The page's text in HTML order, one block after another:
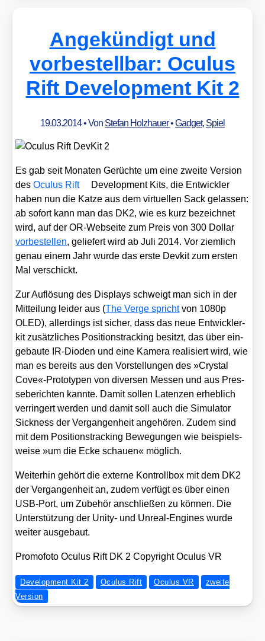
Angekündigt und
vorbestellbar: Oculus
Rift Development Kit 2
19.03.2014• Von Stefan Holzhauer•Gadget, Spiel
Es gab seit Mona­ten Gerüch­te um eine zwei­te Ver­si­on
desOcu­lus Rift
Deve­lo­p­ment Kits, die Ent­wick­ler
haben nun die Kat­ze aus dem vir­tu­el­len Sack gelas­sen:
ab sofort kann man das DK2, wie es kurz bezeich­net
wird, auf der OR-Web­sei­te zum Preis von 300 Dol­lar
vor­be­stel­len, gelie­fert wird ab Juli 2014. Vor ziem­lich
genau einem Jahr wur­de das ers­te Dev­kit zum ers­ten
Mal ver­schickt.
Zur Auf­lö­sung des Dis­plays schweigt man sich in der
Mit­tei­lung lei­der aus (The Ver­ge sprichtvon 1080p
OLED), aller­dings ist sicher, dass das neue Ent­wick­ler­
kit zusätz­li­ches Posi­ti­ons­track­ing besitzt, das über ein­
ge­bau­te IR-Dioden und eine Kame­ra rea­li­siert wird, wie
man es bereits aus den Vor­stel­lun­gen des »Crys­tal
Cove«-Prototypen von diver­sen Mes­sen und aus Pres­
se­be­rich­ten kann­te. Damit sol­len Laten­zen erheb­lich
ver­rin­gert wer­den und damit soll auch die Simu­la­tor
Sick­ness der Ver­gan­gen­heit ange­hö­ren. Zudem sind
mit dem Posi­ti­ons­track­ing Bewe­gun­gen wie bei­spiels­
wei­se »um die Ecke schau­en« mög­lich.
Wei­ter­hin gehört die exter­ne Kon­troll­box mit dem DK2
der Ver­gan­gen­heit an, zudem ver­fügt es über einen
USB-Port, um Zube­hör anschlie­ßen zu kön­nen. Die
Unter­stüt­zung der Unity- und Unre­al-Engi­nes wur­de
wei­ter aus­ge­baut.
Pro­mo­fo­to Ocu­lus Rift DK 2 Copy­right Ocu­lus VR
Development Kit 2 Oculus Rift Oculus VR
zweite
Version